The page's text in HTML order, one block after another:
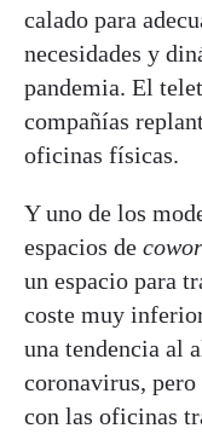
calado para
necesidades y
pandemia. El
compañías
oficinas físicas.
Y uno de los
espacios de
un espacio para
coste muy
una tendencia al
coronavirus,
con las oficinas